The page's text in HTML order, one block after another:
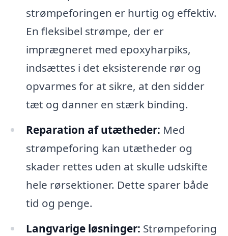
strømpeforingen er hurtig og effektiv.
En fleksibel strømpe, der er
imprægneret med epoxyharpiks,
indsættes i det eksisterende rør og
opvarmes for at sikre, at den sidder
tæt og danner en stærk binding.
Reparation af utætheder: Med
strømpeforing kan utætheder og
skader rettes uden at skulle udskifte
hele rørsektioner. Dette sparer både
tid og penge.
Langvarige løsninger: Strømpeforing